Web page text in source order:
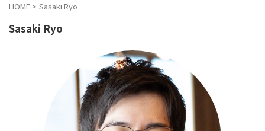
HOME > Sasaki Ryo
Sasaki Ryo